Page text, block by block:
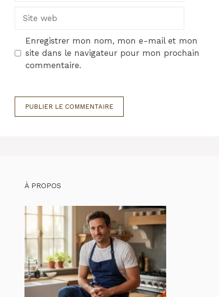
Site
Enregistrer mon nom, mon e-mail et mon
site dans le navigateur pour mon prochain
commentaire.
À PROPOS